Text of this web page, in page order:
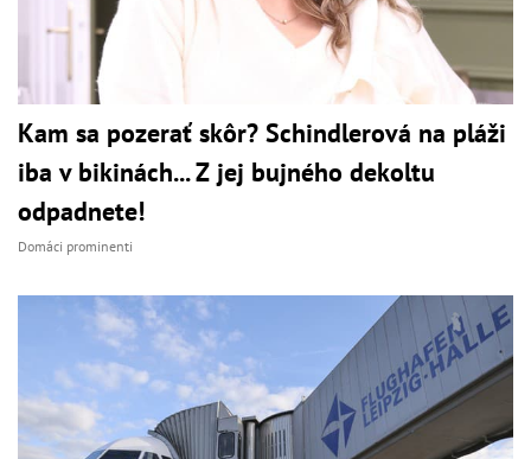
Kam sa pozerať skôr? Schindlerová na pláži
iba v bikinách... Z jej bujného dekoltu
odpadnete!
Domáci prominenti